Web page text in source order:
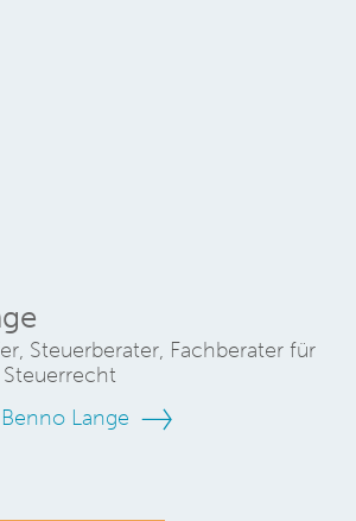
Steuerberater, Fachberater für
Steuerrecht
Lange